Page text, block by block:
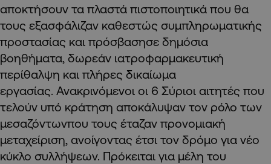
αποκτήσουν τα πλαστά πιστοποιητικά που θα
τους εξασφάλιζαν καθεστώς συμπληρωματικής
προστασίας και πρόσβασησε δημόσια
βοηθήματα, δωρεάν ιατροφαρμακευτική
περίθαλψη και πλήρες δικαίωμα
εργασίας. Ανακρινόμενοι οι 6 Σύριοι αιτητές που
τελούν υπό κράτηση αποκάλυψαν τον ρόλο των
μεσαζόντωνπου τους έταζαν προνομιακή
μεταχείριση, ανοίγοντας έτσι τον δρόμο για νέο
κύκλο συλλήψεων. Πρόκειται για μέλη του